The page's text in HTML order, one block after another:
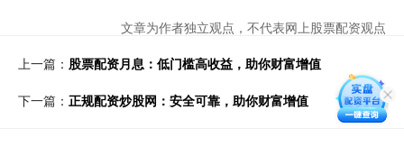
文章为作者独立观点，不代表网上股票配资观点
上一篇： 股票配资月息：低门槛高收益，助你财富增值
下一篇： 正规配资炒股网：安全可靠，助你财富增值